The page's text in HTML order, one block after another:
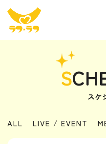
S
スケ
ALL LIVE / EVENT